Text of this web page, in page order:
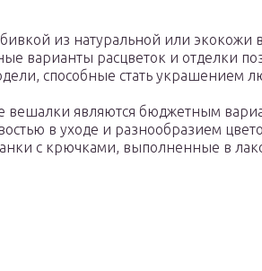
из натуральной или экокожи
варианты расцветок и отделки
способные стать украшением
вешалки являются бюджетным
в уходе и разнообразием
с крючками, выполненные в